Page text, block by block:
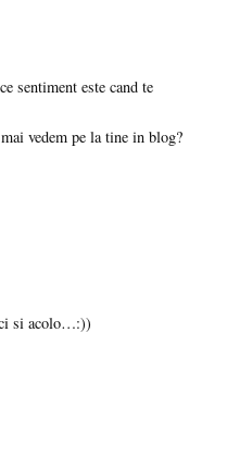
sentiment este cand te
vedem pe la tine in blog?
si acolo…:))